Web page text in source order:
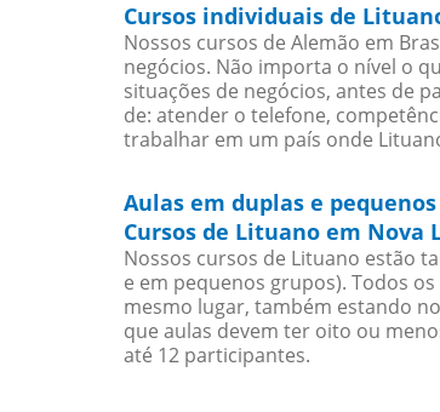
Cursos individuais de
Nossos cursos de Alemão em
negócios. Não importa o nível o
situações de negócios, antes de
de: atender o telefone,
trabalhar em um país onde
Aulas em duplas e
Cursos de Lituano em Nova
Nossos cursos de Lituano estão
e em pequenos grupos). Todos
mesmo lugar, também estando
que aulas devem ter oito ou
até 12 participantes.